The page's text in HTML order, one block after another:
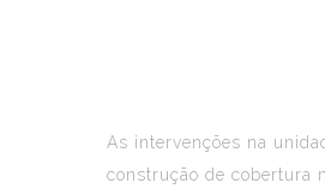
As intervenções na
construção de cobertura